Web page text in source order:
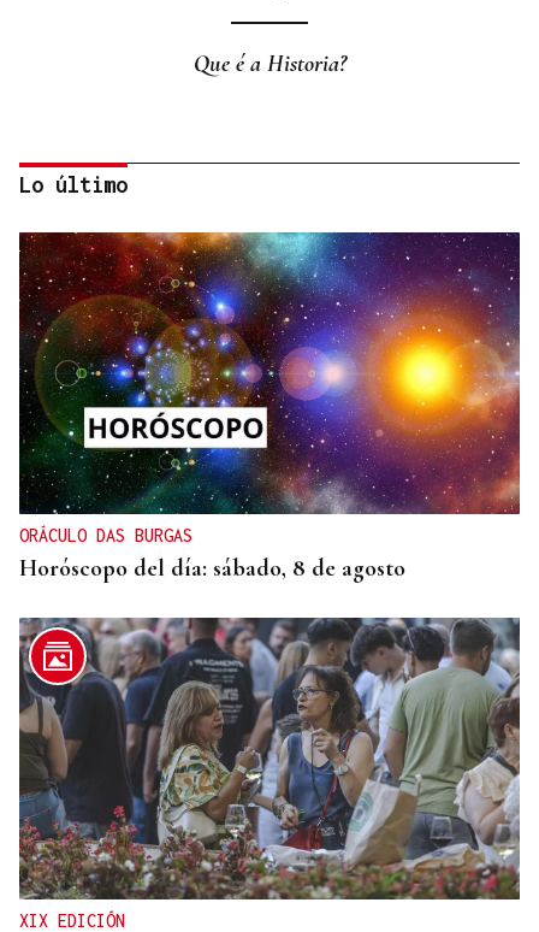
Que é a Historia?
La Región
Fronteras
Lo último
ORÁCULO DAS BURGAS
Horóscopo del día: sábado, 8 de agosto
XIX EDICIÓN